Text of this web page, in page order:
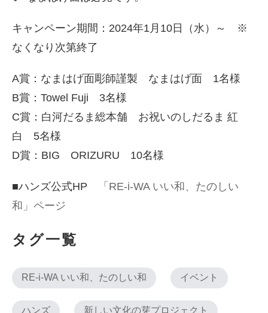
キャンペーン期間：2024年1月10日（水）～ ※
なくなり次第終了
A賞：なまはげ面彫師謹製 なまはげ面 1名様
B賞：Towel Fuji 3名様
C賞：白河だるま総本舗 お祝いのしだるま 紅
白 5名様
D賞：BIG ORIZURU 10名様
■ハンズ公式HP
「RE-i-WA いい和、たのしい
和」ページ
タグ一覧
RE-i-WA いい和、たのしい和 イベント
ハンズ 新しい文化の芽プロジェクト